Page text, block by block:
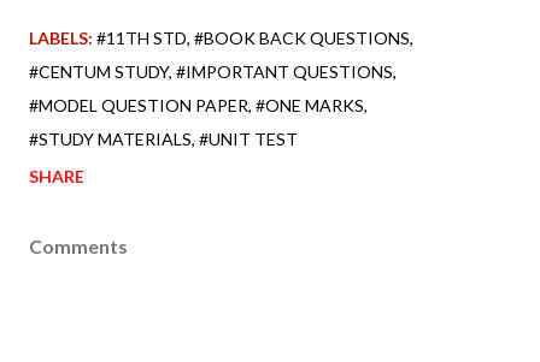
LABELS: #11TH STD #BOOK BACK QUESTIONS
#CENTUM STUDY #IMPORTANT QUESTIONS
#MODEL QUESTION PAPER #ONE MARKS
#STUDY MATERIALS #UNIT TEST
SHARE
Comments